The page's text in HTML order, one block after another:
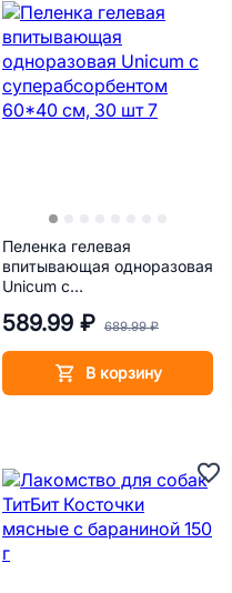
Пеленка гелевая
впитывающая одноразовая
Unicum с
см, 30 шт
589.99 ₽ 689.99 ₽
В корзину